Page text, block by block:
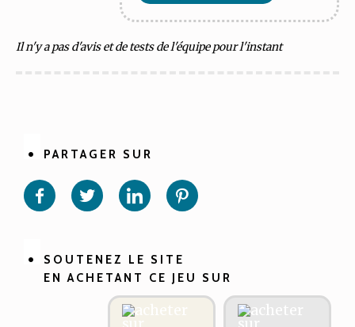
Il n'y a pas d'avis et de tests de l'équipe pour l'instant
PARTAGER SUR
Partager
sur
Partager
sur sur
SOUTENEZ LE SITE
EN ACHETANT CE JEU SUR